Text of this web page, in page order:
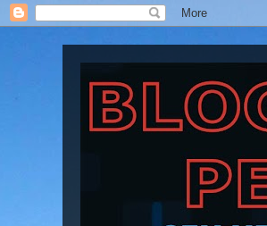
Blog Barra